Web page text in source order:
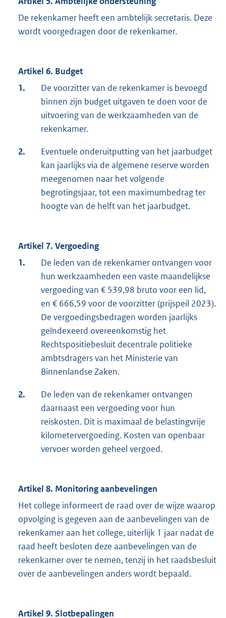
De rekenkamer heeft een ambtelijk secretaris. Deze
wordt voorgedragen door de rekenkamer.
Artikel 6. Budget
1.
De voorzitter van de rekenkamer is bevoegd
binnen zijn budget uitgaven te doen voor de
uitvoering van de werkzaamheden van de
rekenkamer.
2.
Eventuele onderuitputting van het jaarbudget
kan jaarlijks via de algemene reserve worden
meegenomen naar het volgende
begrotingsjaar, tot een maximumbedrag ter
hoogte van de helft van het jaarbudget.
Artikel 7. Vergoeding
1.
De leden van de rekenkamer ontvangen voor
hun werkzaamheden een vaste maandelijkse
vergoeding van € 539,98 bruto voor een lid,
en € 666,59 voor de voorzitter (prijspeil 2023).
De vergoedingsbedragen worden jaarlijks
geïndexeerd overeenkomstig het
Rechtspositiebesluit decentrale politieke
ambtsdragers van het Ministerie van
Binnenlandse Zaken.
2.
De leden van de rekenkamer ontvangen
daarnaast een vergoeding voor hun
reiskosten. Dit is maximaal de belastingvrije
kilometervergoeding. Kosten van openbaar
vervoer worden geheel vergoed.
Artikel 8. Monitoring aanbevelingen
Het college informeert de raad over de wijze waarop
opvolging is gegeven aan de aanbevelingen van de
rekenkamer aan het college, uiterlijk 1 jaar nadat de
raad heeft besloten deze aanbevelingen van de
rekenkamer over te nemen, tenzij in het raadsbesluit
over de aanbevelingen anders wordt bepaald.
Artikel 9. Slotbepalingen